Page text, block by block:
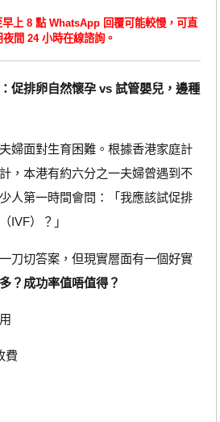
上 8 點 WhatsApp 回覆可能較慢，可直
夜間 24 小時在線諮詢。
促排卵自然懷孕 vs 試管嬰兒，邊種
面對生育困難。根據香港家庭計
，本港有約六分之一夫婦曾遇到不
人第一時間會問：「我應該試促排
IVF）？」
切答案，但現實層面有一個好實
？成功率值唔值得？
費